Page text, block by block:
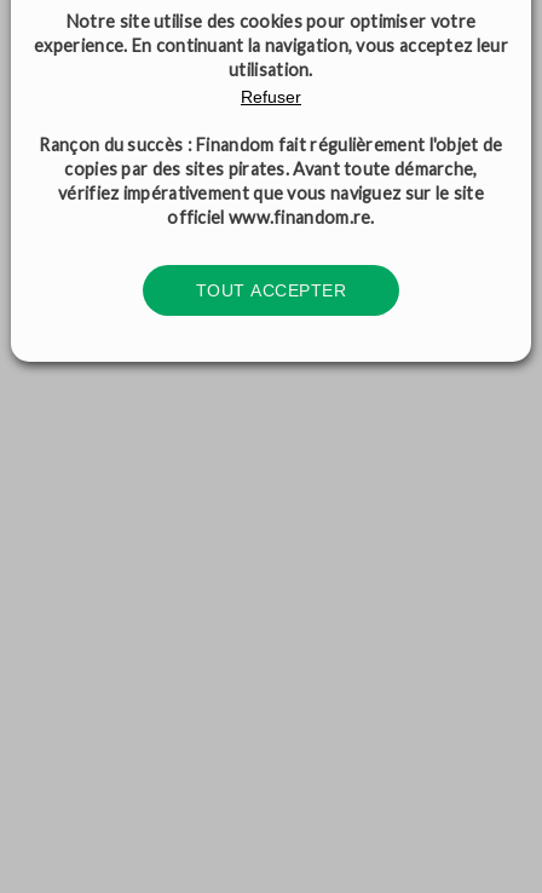
Notre site utilise des cookies pour optimiser votre
experience. En continuant la navigation, vous acceptez leur
utilisation.
Refuser
Rançon du succès : Finandom fait régulièrement l'objet de
copies par des sites pirates. Avant toute démarche,
vérifiez impérativement que vous naviguez sur le site
officiel www.finandom.re.
TOUT ACCEPTER